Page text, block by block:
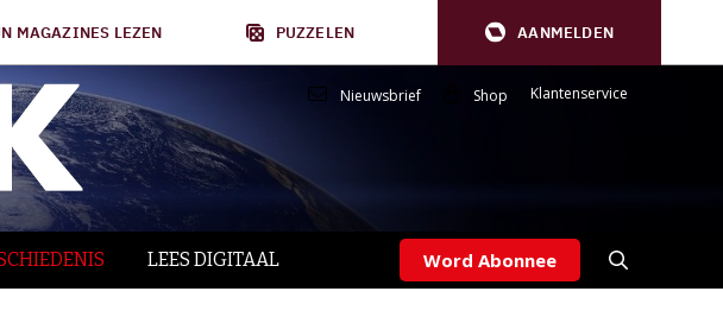
MAGAZINES LEZEN PUZZELEN AANMELDEN
Nieuwsbrief Shop Klantenservice
LEES DIGITAAL Word Abonnee